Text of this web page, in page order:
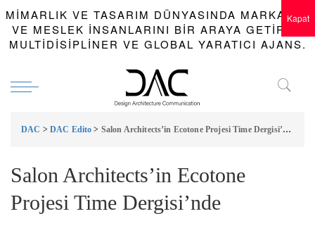
MIMARLIK VE TASARIM DÜNYASINDA MARKALAR
VE MESLEK INSANLARINI BIR ARAYA GETIREN
MULTIDISIPLINER VE GLOBAL YARATICI AJANS.
DAC > DAC Edito > Salon Architects’in Ecotone Projesi Time Dergisi’nde
Salon Architects’in Ecotone
Projesi Time Dergisi’nde
Kapat